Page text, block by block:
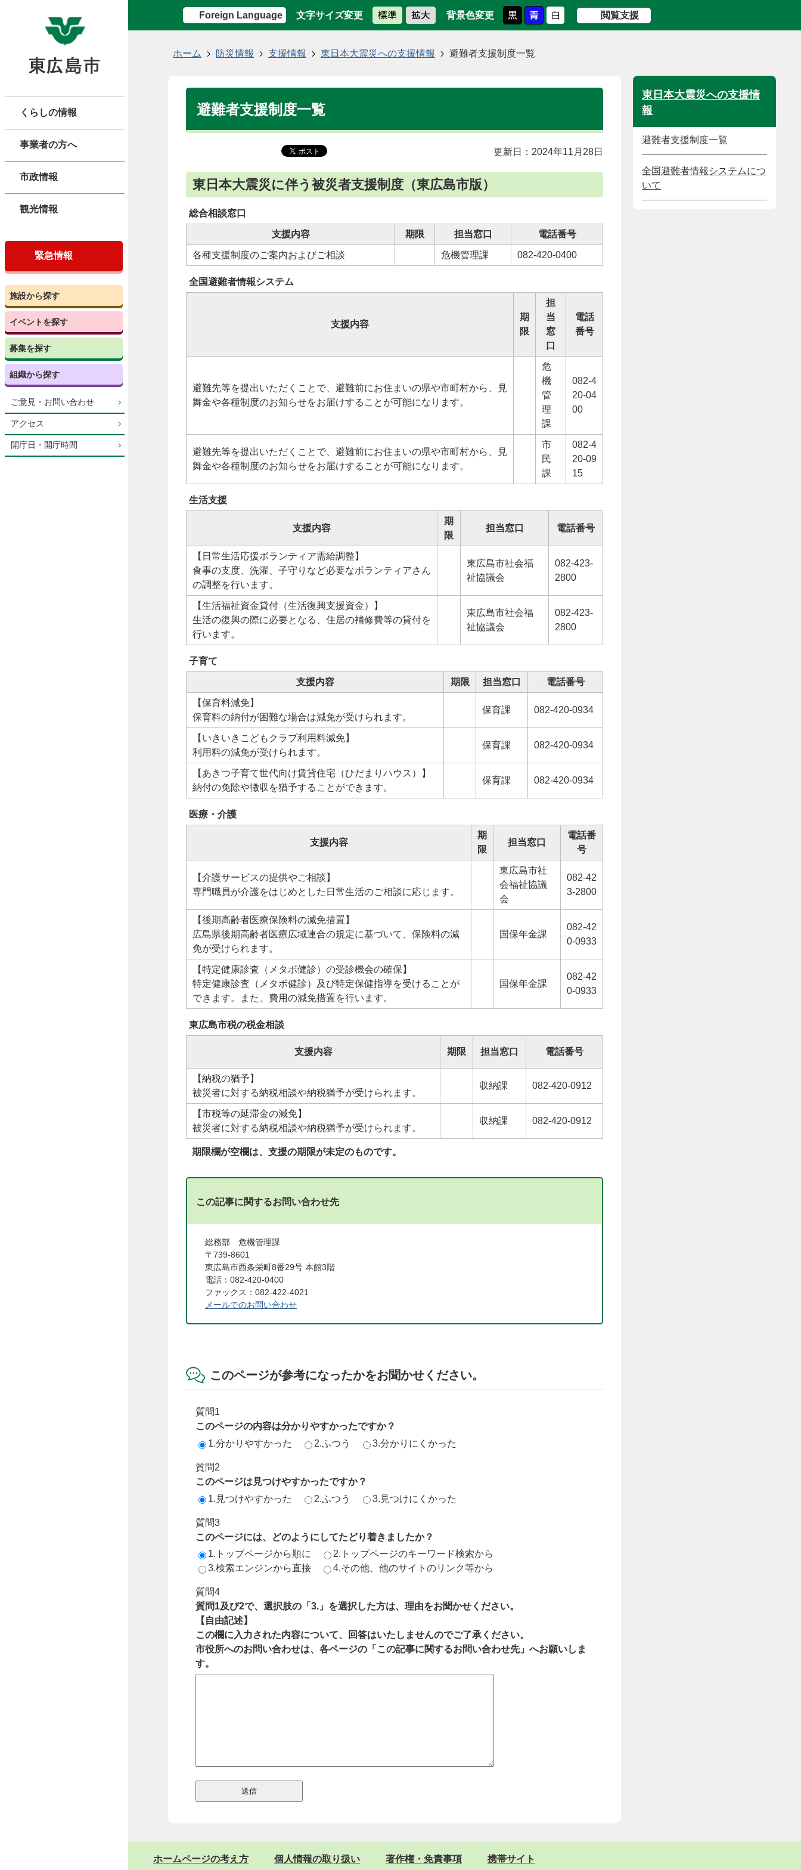
Foreign Language 文字サイズ変更 背景色変更 閲覧支援
くらしの情報
事業者の方へ
市政情報
観光情報
緊急情報
施設から探す
イベントを探す
募集を探す
組織から探す
ご意見・お問い合わせ
アクセス
開庁日・開庁時間
ホーム 防災情報 支援情報 東日本大震災への支援情報 避難者支援制度一覧
避難者支援制度一覧
更新日：2024年11月28日
東日本大震災に伴う被災者支援制度（東広島市版）
総合相談窓口
支援内容 期限 担当窓口 電話番号
各種支援制度のご案内およびご相談 危機管理課 082-420-0400
全国避難者情報システム
支援内容
期
限
担
当
窓
口
電話
番号
避難先等を提出いただくことで、避難前にお住まいの県や市町村から、見
舞金や各種制度のお知らせをお届けすることが可能になります。
危
機
管
理
課
082-4
20-04
00
避難先等を提出いただくことで、避難前にお住まいの県や市町村から、見
舞金や各種制度のお知らせをお届けすることが可能になります。
市
民
課
082-4
20-09
15
生活支援
支援内容
期
限
担当窓口 電話番号
【日常生活応援ボランティア需給調整】
食事の支度、洗濯、子守りなど必要なボランティアさん
の調整を行います。
東広島市社会福
祉協議会
082-423-
2800
【生活福祉資金貸付（生活復興支援資金）】
生活の復興の際に必要となる、住居の補修費等の貸付を
行います。
東広島市社会福
祉協議会
082-423-
2800
子育て
支援内容 期限 担当窓口 電話番号
【保育料減免】
保育料の納付が困難な場合は減免が受けられます。
保育課 082-420-0934
【いきいきこどもクラブ利用料減免】
利用料の減免が受けられます。
保育課 082-420-0934
【あきつ子育て世代向け賃貸住宅（ひだまりハウス）】
納付の免除や徴収を猶予することができます。
保育課 082-420-0934
医療・介護
支援内容
期
限
担当窓口
電話番
号
【介護サービスの提供やご相談】
専門職員が介護をはじめとした日常生活のご相談に応じます。
東広島市社
会福祉協議
会
082-42
3-2800
【後期高齢者医療保険料の減免措置】
広島県後期高齢者医療広域連合の規定に基づいて、保険料の減
免が受けられます。
国保年金課
082-42
0-0933
【特定健康診査（メタボ健診）の受診機会の確保】
特定健康診査（メタボ健診）及び特定保健指導を受けることが
できます。また、費用の減免措置を行います。
国保年金課
082-42
0-0933
東広島市税の税金相談
支援内容 期限 担当窓口 電話番号
【納税の猶予】
被災者に対する納税相談や納税猶予が受けられます。
収納課 082-420-0912
【市税等の延滞金の減免】
被災者に対する納税相談や納税猶予が受けられます。
収納課 082-420-0912
期限欄が空欄は、支援の期限が未定のものです。
この記事に関するお問い合わせ先
総務部 危機管理課
〒739-8601
東広島市西条栄町8番29号 本館3階
電話：082-420-0400
ファックス：082-422-4021
メールでのお問い合わせ
このページが参考になったかをお聞かせください。
質問1
このページの内容は分かりやすかったですか？
1.分かりやすかった
2.ふつう 3.分かりにくかった
質問2
このページは見つけやすかったですか？
1.見つけやすかった
2.ふつう 3.見つけにくかった
質問3
このページには、どのようにしてたどり着きましたか？
1.トップページから順に
2.トップページのキーワード検索から
3.検索エンジンから直接
4.その他、他のサイトのリンク等から
質問4
質問1及び2で、選択肢の「3.」を選択した方は、理由をお聞かせください。
【自由記述】
この欄に入力された内容について、回答はいたしませんのでご了承ください。
市役所へのお問い合わせは、各ページの「この記事に関するお問い合わせ先」へお願いしま
す。
東日本大震災への支援情
報
避難者支援制度一覧
全国避難者情報システムにつ
いて
ホームページの考え方 個人情報の取り扱い 著作権・免責事項 携帯サイト